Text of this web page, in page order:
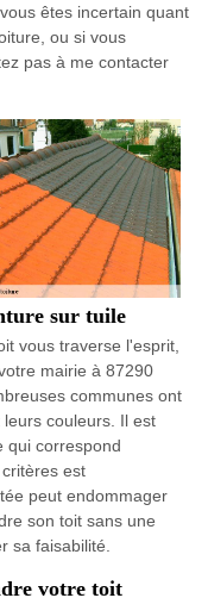
êtes incertain quant
ou si vous
pas à me contacter
sur tuile
vous traverse l'esprit,
mairie à 87290
communes ont
couleurs. Il est
qui correspond
est
peut endommager
son toit sans une
sa faisabilité.
votre toit